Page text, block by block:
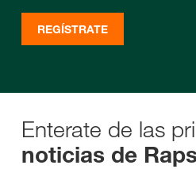
REGÍSTRATE
Enterate de las
noticias de